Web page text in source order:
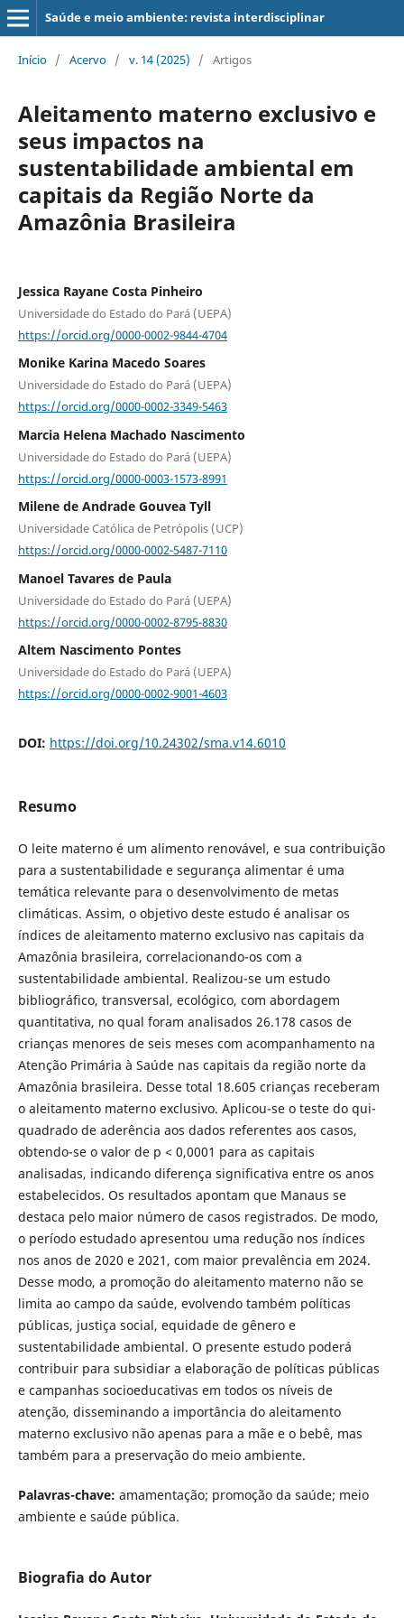
Saúde e meio ambiente: revista interdisciplinar
Início / Acervo / v. 14 (2025) / Artigos
Aleitamento materno exclusivo e
seus impactos na
sustentabilidade ambiental em
capitais da Região Norte da
Amazônia Brasileira
Jessica Rayane Costa Pinheiro
Universidade do Estado do Pará (UEPA)
https://orcid.org/0000-0002-9844-4704
Monike Karina Macedo Soares
Universidade do Estado do Pará (UEPA)
https://orcid.org/0000-0002-3349-5463
Marcia Helena Machado Nascimento
Universidade do Estado do Pará (UEPA)
https://orcid.org/0000-0003-1573-8991
Milene de Andrade Gouvea Tyll
Universidade Católica de Petrópolis (UCP)
https://orcid.org/0000-0002-5487-7110
Manoel Tavares de Paula
Universidade do Estado do Pará (UEPA)
https://orcid.org/0000-0002-8795-8830
Altem Nascimento Pontes
Universidade do Estado do Pará (UEPA)
https://orcid.org/0000-0002-9001-4603
DOI: https://doi.org/10.24302/sma.v14.6010
Resumo
O leite materno é um alimento renovável, e sua contribuição
para a sustentabilidade e segurança alimentar é uma
temática relevante para o desenvolvimento de metas
climáticas. Assim, o objetivo deste estudo é analisar os
índices de aleitamento materno exclusivo nas capitais da
Amazônia brasileira, correlacionando-os com a
sustentabilidade ambiental. Realizou-se um estudo
bibliográfico, transversal, ecológico, com abordagem
quantitativa, no qual foram analisados 26.178 casos de
crianças menores de seis meses com acompanhamento na
Atenção Primária à Saúde nas capitais da região norte da
Amazônia brasileira. Desse total 18.605 crianças receberam
o aleitamento materno exclusivo. Aplicou-se o teste do qui-
quadrado de aderência aos dados referentes aos casos,
obtendo-se o valor de p < 0,0001 para as capitais
analisadas, indicando diferença significativa entre os anos
estabelecidos. Os resultados apontam que Manaus se
destaca pelo maior número de casos registrados. De modo,
o período estudado apresentou uma redução nos índices
nos anos de 2020 e 2021, com maior prevalência em 2024.
Desse modo, a promoção do aleitamento materno não se
limita ao campo da saúde, evolvendo também políticas
públicas, justiça social, equidade de gênero e
sustentabilidade ambiental. O presente estudo poderá
contribuir para subsidiar a elaboração de políticas públicas
e campanhas socioeducativas em todos os níveis de
atenção, disseminando a importância do aleitamento
materno exclusivo não apenas para a mãe e o bebê, mas
também para a preservação do meio ambiente.
Palavras-chave: amamentação; promoção da saúde; meio
ambiente e saúde pública.
Biografia do Autor